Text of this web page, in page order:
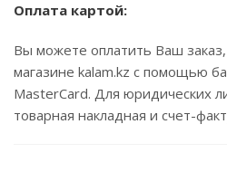
Оплата картой:
Вы можете оплатить Ваш
магазине kalam.kz с помощью
MasterCard. Для юридических
товарная накладная и счет-